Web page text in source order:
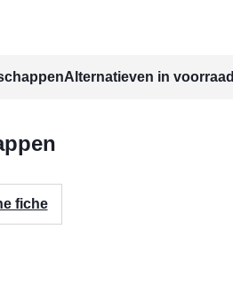
Alternatieven in voorraad
fiche